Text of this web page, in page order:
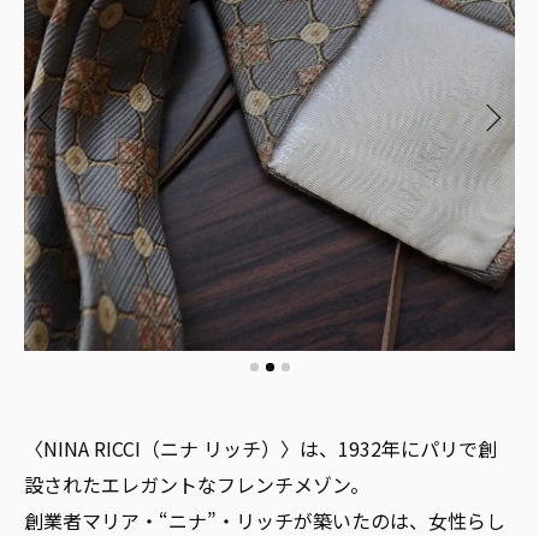
〈NINA RICCI（ニナ リッチ）〉は、1932年にパリで創
設されたエレガントなフレンチメゾン。
創業者マリア・“ニナ”・リッチが築いたのは、女性らし